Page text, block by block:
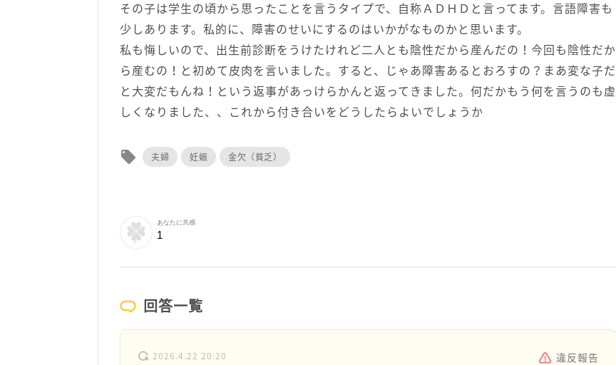
その子は学生の頃から思ったことを言うタイプで、自称ＡＤＨＤと言ってます。言語障害も
少しあります。私的に、障害のせいにするのはいかがなものかと思います。
私も悔しいので、出生前診断をうけたけれど二人とも陰性だから産んだの！今回も陰性だか
ら産むの！と初めて皮肉を言いました。すると、じゃあ障害あるとおろすの？まあ変な子だ
と大変だもんね！という返事があっけらかんと返ってきました。何だかもう何を言うのも虚
しくなりました、、これから付き合いをどうしたらよいでしょうか
local_offer 夫婦 妊娠 金欠（貧乏）
あなたに共感
1
回答一覧
2026.4.22 20:20 違反報告